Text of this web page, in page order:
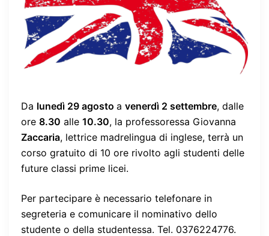
Da lunedì 29 agosto a venerdì 2 settembre, dalle
ore 8.30 alle 10.30, la professoressa Giovanna
Zaccaria, lettrice madrelingua di inglese, terrà un
corso gratuito di 10 ore rivolto agli studenti delle
future classi prime licei.
Per partecipare è necessario telefonare in
segreteria e comunicare il nominativo dello
studente o della studentessa. Tel. 0376224776.